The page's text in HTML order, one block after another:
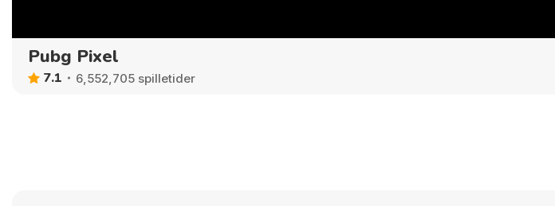
Pubg Pixel
7.1 6,552,705 spilletider